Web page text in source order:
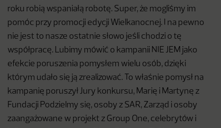
roku robią wspaniałą robotę. Super, że mogliśmy im
pomóc przy promocji edycji Wielkanocnej. I na pewno
nie jest to nasze ostatnie słowo jeśli chodzi o tę
współpracę. Lubimy mówić o kampanii NIE JEM jako
efekcie poruszenia pomysłem wielu osób, dzięki
którym udało się ją zrealizować. To właśnie pomysł na
kampanię poruszył Jury konkursu, Marię i Martynę z
Fundacji Podzielmy się, osoby z SAR, Zarząd i osoby
zaangażowane w projekt z Group One, celebrytów i